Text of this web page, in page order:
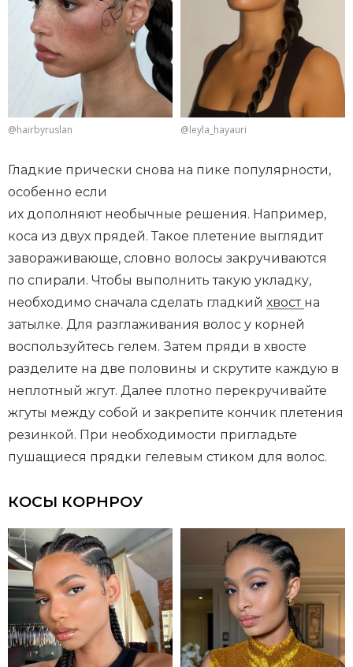
@hairbyruslan @leyla_hayauri
Гладкие прически снова на пике популярности,
особенно если
их дополняют необычные решения. Например,
коса из двух прядей. Такое плетение выглядит
завораживающе, словно волосы закручиваются
по спирали. Чтобы выполнить такую укладку,
необходимо сначала сделать гладкий хвост на
затылке. Для разглаживания волос у корней
воспользуйтесь гелем. Затем пряди в хвосте
разделите на две половины и скрутите каждую в
неплотный жгут. Далее плотно перекручивайте
жгуты между собой и закрепите кончик плетения
резинкой. При необходимости пригладьте
пушащиеся прядки гелевым стиком для волос.
КОСЫ КОРНРОУ